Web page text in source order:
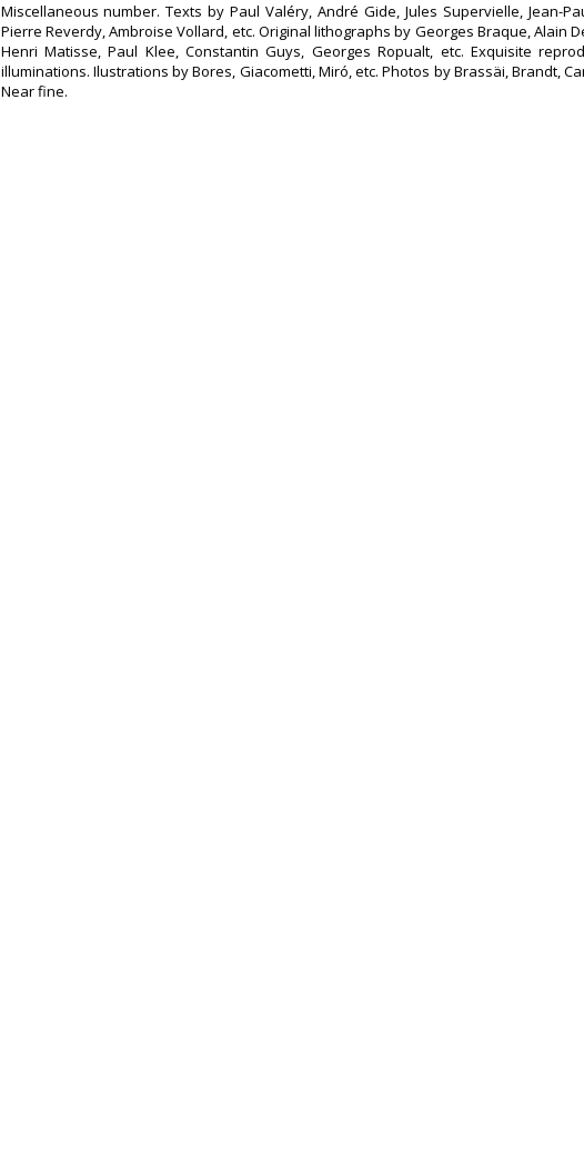
Miscellaneous number. Texts by Paul Valéry, André Gide, Jules Supervielle, Jean-
Pierre Reverdy, Ambroise Vollard, etc. Original lithographs by Georges Braque, Alain
Henri Matisse, Paul Klee, Constantin Guys, Georges Ropualt, etc. Exquisite
illuminations. Ilustrations by Bores, Giacometti, Miró, etc. Photos by Brassäi, Brandt,
Near fine.